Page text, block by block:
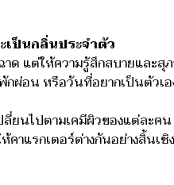
เป็นกลิ่นประจำตัว
ด แต่ให้ความรู้สึกสบายและสุ
กผ่อน หรือวันที่อยากเป็นตัวเ
ยนไปตามเคมีผิวของแต่ละคน
คาแรกเตอร์ต่างกันอย่างสิ้นเ